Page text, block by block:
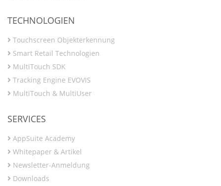
TECHNOLOGIEN
Touchscreen Objekterkennung
Smart Retail Technologien
MultiTouch SDK
Tracking Engine EVOVIS
MultiTouch & MultiUser
SERVICES
AppSuite Academy
Whitepaper & Artikel
Newsletter-Anmeldung
Downloads